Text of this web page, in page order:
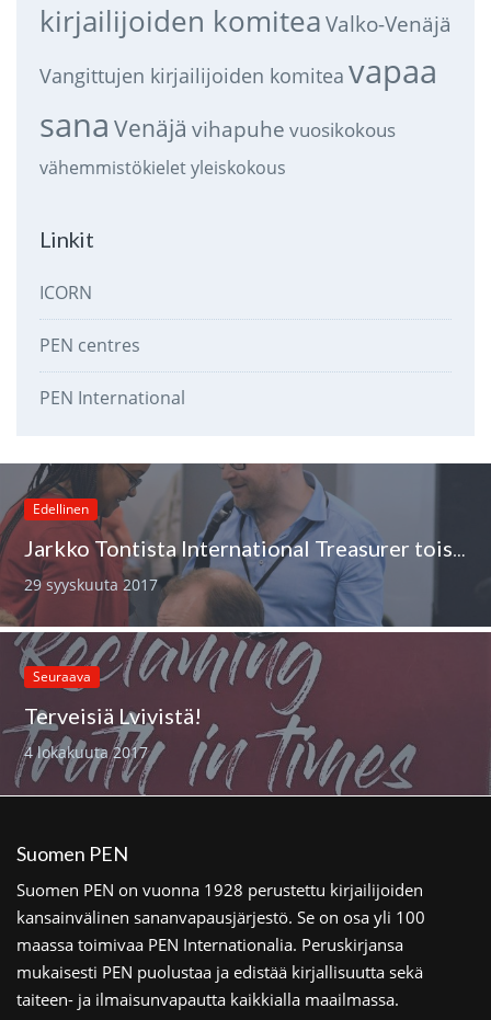
kirjailijoiden komitea Valko-Venäjä
Vangittujen kirjailijoiden komitea vapaa
sana Venäjä vihapuhe vuosikokous
vähemmistökieletyleiskokous
Linkit
ICORN
PEN centres
PEN International
Edellinen
Jarkko Tontista International Treasurer toiselle kaudelle
29 syyskuuta 2017
Seuraava
Terveisiä Lvivistä!
4 lokakuuta 2017
Suomen PEN
Suomen PEN on vuonna 1928 perustettu kirjailijoiden
kansainvälinen sananvapausjärjestö. Se on osa yli 100
maassa toimivaa PEN Internationalia. Peruskirjansa
mukaisesti PEN puolustaa ja edistää kirjallisuutta sekä
taiteen- ja ilmaisunvapautta kaikkialla maailmassa.